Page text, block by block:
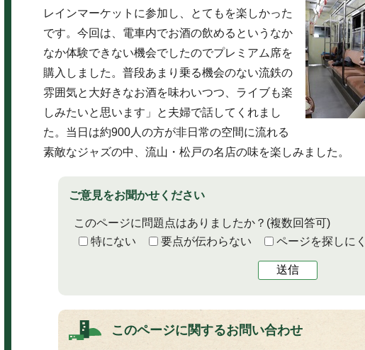
レインマーケットに参加し、とてもを楽しかった
です。今回は、電車内でお酒の飲めるというなか
なか体験できない機会でしたのでプレミアム席を
購入しました。普段あまり乗る機会のない流鉄の
雰囲気と大好きなお酒を味わいつつ、ライブも楽
しみたいと思います」と夫婦で話してくれまし
た。当日は約900人の方が非日常の空間に流れる
素敵なジャズの中、流山・松戸の名店の味を楽しみました。
ご意見をお聞かせください
このページに問題点はありましたか？ (複数回答可)
特にない
要点が伝わらない ページを探しに
送信
このページに関するお問い合わせ